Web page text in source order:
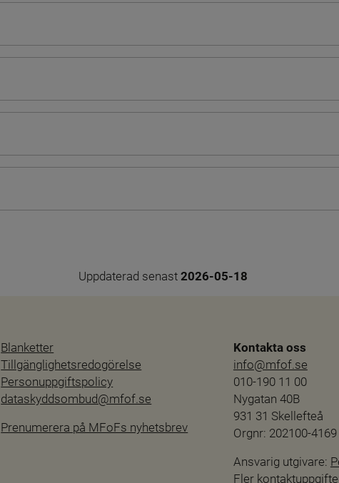
Uppdaterad senast 2026-05-18
Blanketter
Tillgänglighetsredogörelse
Personuppgiftspolicy
dataskyddsombud@mfof.se
Prenumerera på MFoFs nyhetsbrev
Kontakta oss
info@mfof.se
010-190 11 00
Nygatan 40B
931 31 Skellefteå
Orgnr: 202100-4169
Ansvarig utgivare:
Fler